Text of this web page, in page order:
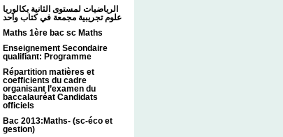
الرياضيات لمستوى الثانية بكالوريا
علوم تجريبية مجمعة في كتاب واحد
Maths 1ère bac sc Maths
Enseignement Secondaire
qualifiant: Programme
Répartition matières et
coefficients du cadre
organisant l’examen du
baccalauréat Candidats
officiels
Bac 2013:Maths- (sc-éco et
gestion)